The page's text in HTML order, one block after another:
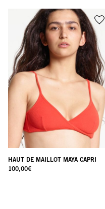
HAUT DE MAILLOT MAYA CAPRI
100,00€